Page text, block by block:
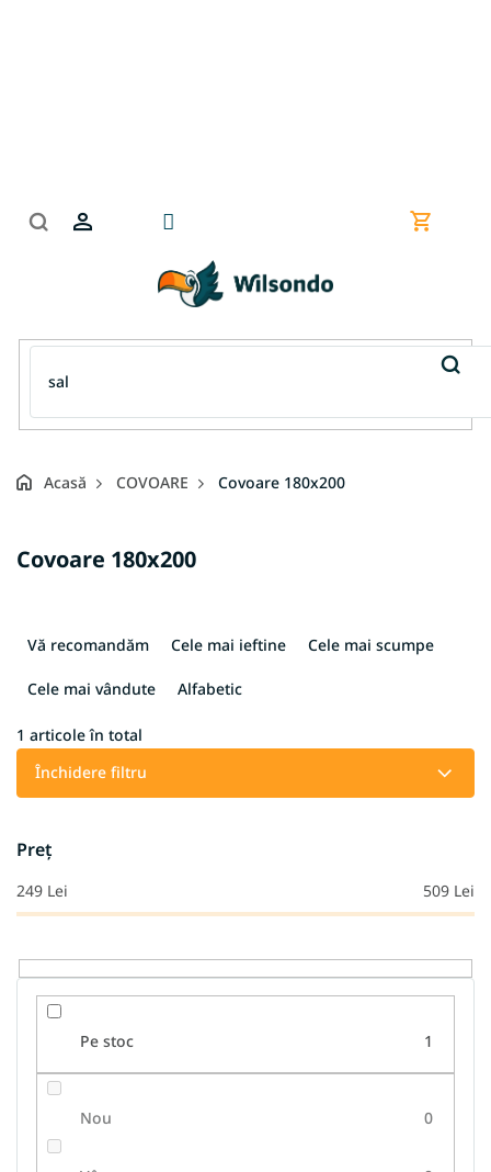
Coş
Acasă COVOARE Covoare 180x200
Covoare 180x200
e
e
t
a
p
r
o
u
s
Vă recomandăm Cele mai ieftine Cele mai scumpe
Cele mai vândute Alfabetic
1 articole în total
Închidere filtru
Preţ
249 Lei 509 Lei
Pe stoc 1
Nou 0